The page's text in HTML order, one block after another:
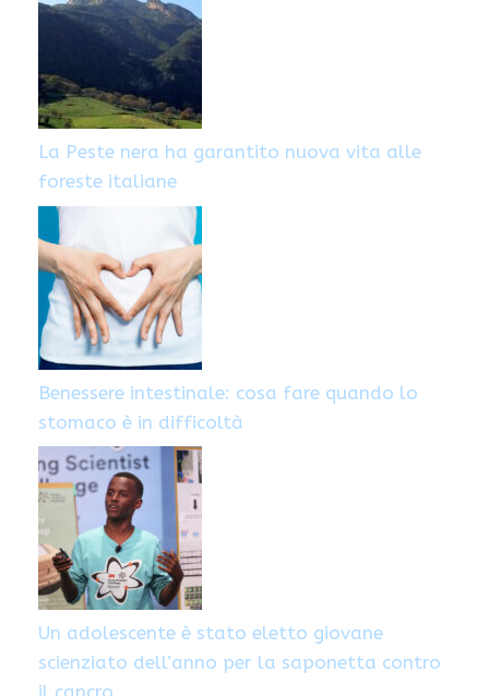
La Peste nera ha garantito nuova vita alle
foreste italiane
Benessere intestinale: cosa fare quando lo
stomaco è in difficoltà
Un adolescente è stato eletto giovane
scienziato dell’anno per la saponetta contro